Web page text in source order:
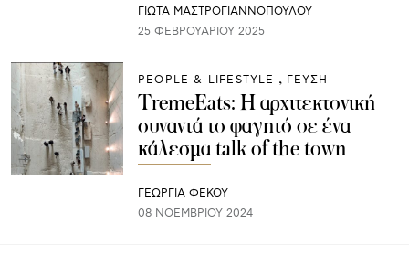
ΓΙΩΤΑ ΜΑΣΤΡΟΓΙΑΝΝΟΠΟΥΛΟΥ
25 ΦΕΒΡΟΥΑΡΊΟΥ 2025
PEOPLE & LIFESTYLE ΓΕΥΣΗ
TremeEats: H αρχιτεκτονική
συναντά το φαγητό σε ένα
κάλεσμα talk of the town
ΓΕΩΡΓΙΑ ΦΕΚΟΥ
08 ΝΟΕΜΒΡΊΟΥ 2024